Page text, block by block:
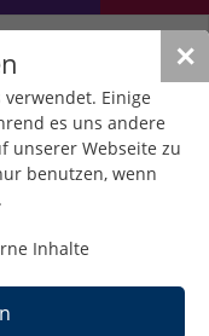
✕
Einige
es uns andere
unserer Webseite zu
benutzen, wenn
Inhalte